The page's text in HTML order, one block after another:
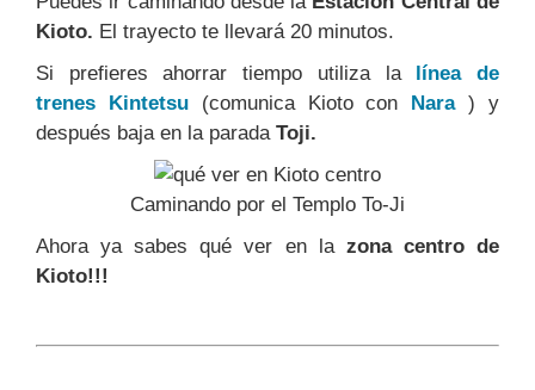
Kioto. El trayecto te llevará 20 minutos.
Si prefieres ahorrar tiempo utiliza la
línea de
trenes Kintetsu(comunica Kioto con Nara) y
después baja en la parada Toji.
Caminando por el Templo To-Ji
Ahora ya sabes qué ver en la zona centro de
Kioto!!!